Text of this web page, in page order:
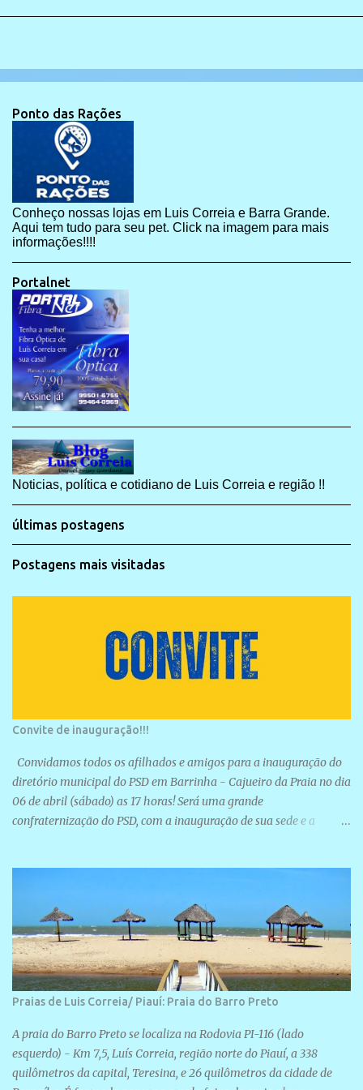
Ponto das Rações
Conheço nossas lojas em Luis Correia e Barra Grande.
Aqui tem tudo para seu pet. Click na imagem para mais
informações!!!!
Portalnet
Noticias, política e cotidiano de Luis Correia e região !!
últimas postagens
Postagens mais visitadas
Convite de inauguração!!!
Convidamos todos os afilhados e amigos para a inauguração do
diretório municipal do PSD em Barrinha - Cajueiro da Praia no dia
06 de abril (sábado) as 17 horas! Será uma grande
confraternização do PSD, com a inauguração de sua sede e a
Praias de Luis Correia/ Piauí: Praia do Barro Preto
A praia do Barro Preto se localiza na Rodovia PI-116 (lado
esquerdo) - Km 7,5, Luís Correia, região norte do Piauí, a 338
quilômetros da capital, Teresina, e 26 quilômetros da cidade de